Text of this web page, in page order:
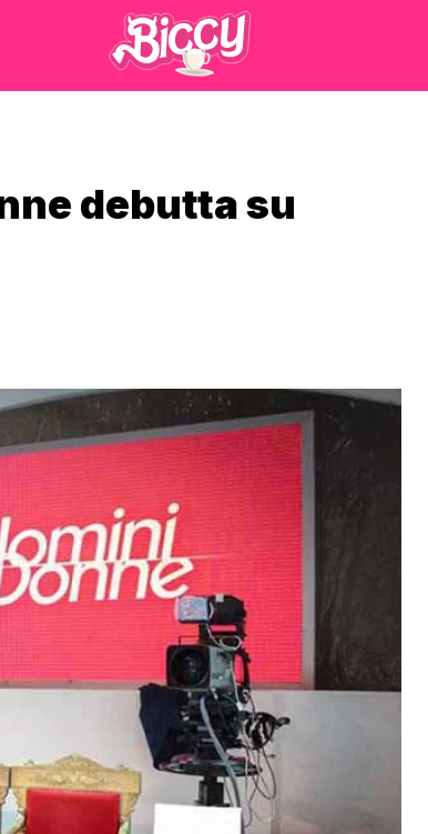
debutta su